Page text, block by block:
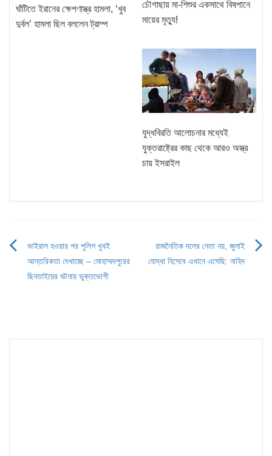
ঘাঁটিতে ইরানের ক্ষেপণাস্ত্র হামলা, ‘খুব
দুর্বল’ হামলা ছিল বললেন ট্রাম্প
চৌগাছায় মা-শিশুর একসাথে বিষপানে
মায়ের মৃত্যু!
যুদ্ধবিরতি আলোচনার মধ্যেই
যুক্তরাষ্ট্রের কাছ থেকে আরও অস্ত্র
চায় ইসরাইল
Post
navigation
ভাইরাল হওয়ার পর পুলিশ খুবই
আন্তরিকতা দেখাচ্ছে – মোহাম্মদপুরের
ছিনতাইয়ের ঘটনায় ভুক্তভোগী
রাজনৈতিক দলের নেতা নয়, জুলাই
যোদ্ধা হিসেবে এখানে এসেছি: নাহিদ